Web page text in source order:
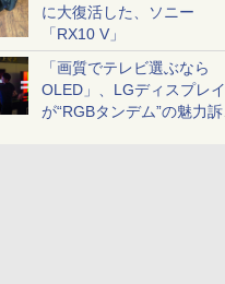
に大復活した、ソニー
「RX10 V」
「画質でテレビ選ぶなら
OLED」、LGディスプレイ
が“RGBタンデム”の魅力訴